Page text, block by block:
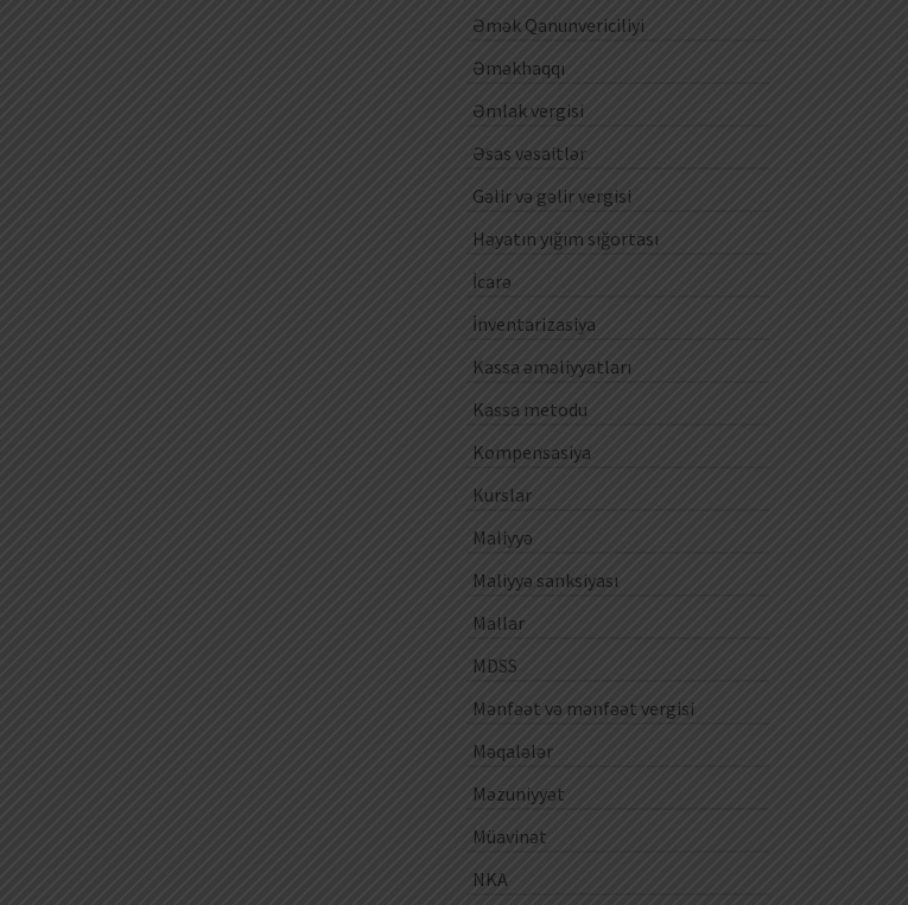
Əmək Qanunvericiliyi
Əməkhaqqı
Əmlak vergisi
Əsas vəsaitlər
Gəlir və gəlir vergisi
Həyatın yığım sığortası
İcarə
İnventarizasiya
Kassa əməliyyatları
Kassa metodu
Kompensasiya
Kurslar
Maliyyə
Maliyyə sanksiyası
Mallar
MDSS
Mənfəət və mənfəət vergisi
Məqalələr
Məzuniyyət
Müavinət
NKA